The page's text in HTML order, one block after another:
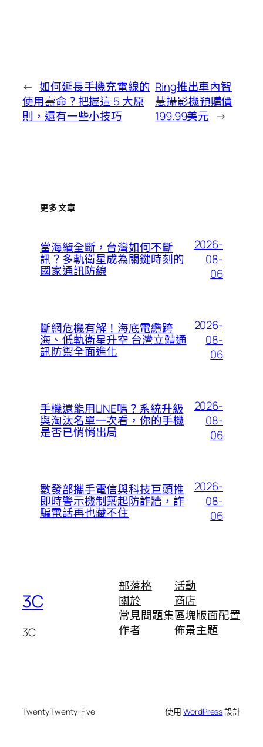
← 如何延長手機充電線的
使用壽命？把握這 5 大原
則，還有一些小技巧
Ring推出車內智
慧攝影機預購價
199.99美元 →
更多文章
當海纜全斷，台灣如何不斷
訊？多軌衛星成為關鍵時刻的
國家通訊防線
2026-
08-
06
斷網危機有解！海底電纜跨
海、低軌衛星升空 台灣立體通
訊防禦全面進化
2026-
08-
06
手機還能用LINE嗎？系統升級
與淘汰名單一次看，你的手機
是否已悄悄出局
2026-
08-
06
數發部攜手電信與科技巨頭推
即時警示機制築起防詐牆，詐
騙電話再也藏不住
2026-
08-
06
3C
3C
部落格
關於
常見問題集
作者
活動
商店
區塊版面配置
佈景主題
Twenty Twenty-Five 使用WordPress設計